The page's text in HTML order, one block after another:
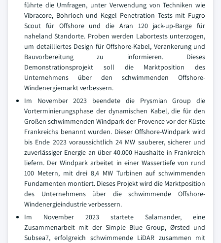
führte die Umfragen, unter Verwendung von Techniken wie
Vibracore, Bohrloch und Kegel Penetration Tests mit Fugro
Scout für Offshore und die Aran 120 jack-up-Barge für
naheland Standorte. Proben werden Labortests unterzogen,
um detailliertes Design für Offshore-Kabel, Verankerung und
Bauvorbereitung zu informieren. Dieses
Demonstrationsprojekt soll die Marktposition des
Unternehmens über den schwimmenden Offshore-
Windenergiemarkt verbessern.
Im November 2023 beendete die Prysmian Group die
Vorterminierungsphase der dynamischen Kabel, die für den
Großen schwimmenden Windpark der Provence vor der Küste
Frankreichs benannt wurden. Dieser Offshore-Windpark wird
bis Ende 2023 voraussichtlich 24 MW sauberer, sicherer und
zuverlässiger Energie an über 40.000 Haushalte in Frankreich
liefern. Der Windpark arbeitet in einer Wassertiefe von rund
100 Metern, mit drei 8,4 MW Turbinen auf schwimmenden
Fundamenten montiert. Dieses Projekt wird die Marktposition
des Unternehmens über die schwimmende Offshore-
Windenergieindustrie verbessern.
Im November 2023 startete Salamander, eine
Zusammenarbeit mit der Simple Blue Group, Ørsted und
Subsea7, erfolgreich schwimmende LiDAR zusammen mit